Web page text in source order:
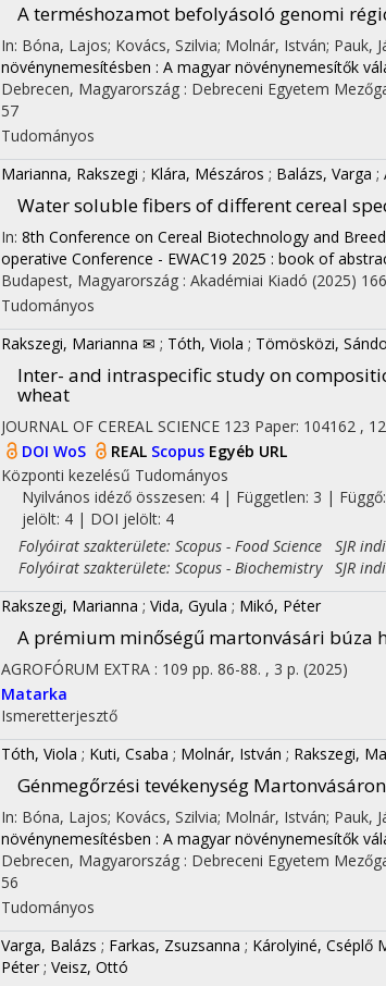
A terméshozamot befolyásoló genomi
In: Bóna, Lajos; Kovács, Szilvia; Molnár, István; Pauk,
növénynemesítésben : A magyar növénynemesítők
Debrecen, Magyarország : Debreceni Egyetem
57
Tudományos
Marianna, Rakszegi ; Klára, Mészáros ; Balázs, Varga ;
Water soluble fibers of different cereal
In: 8th Conference on Cereal Biotechnology and
operative Conference - EWAC19 2025 : book of
Budapest, Magyarország : Akadémiai Kiadó (2025)
Tudományos
Rakszegi, Marianna ✉ ; Tóth, Viola ; Tömösközi,
Inter- and intraspecific study on
wheat
JOURNAL OF CEREAL SCIENCE 123 Paper: 104162 ,
DOI WoS REAL Scopus Egyéb URL
Központi kezelésű Tudományos
Nyilvános idéző összesen: 4| Független: 3 |
jelölt: 4 | DOI jelölt: 4
Folyóirat szakterülete: Scopus - Food Science SJR
Folyóirat szakterülete: Scopus - Biochemistry SJR
Rakszegi, Marianna ; Vida, Gyula ; Mikó, Péter
A prémium minőségű martonvásári búza
AGROFÓRUM EXTRA : 109 pp. 86-88. , 3 p. (2025)
Matarka
Ismeretterjesztő
Tóth, Viola ; Kuti, Csaba ; Molnár, István ; Rakszegi,
Génmegőrzési tevékenység Martonvásáron
In: Bóna, Lajos; Kovács, Szilvia; Molnár, István; Pauk,
növénynemesítésben : A magyar növénynemesítők
Debrecen, Magyarország : Debreceni Egyetem
56
Tudományos
Varga, Balázs ; Farkas, Zsuzsanna ; Károlyiné, Cséplő
Péter ; Veisz, Ottó